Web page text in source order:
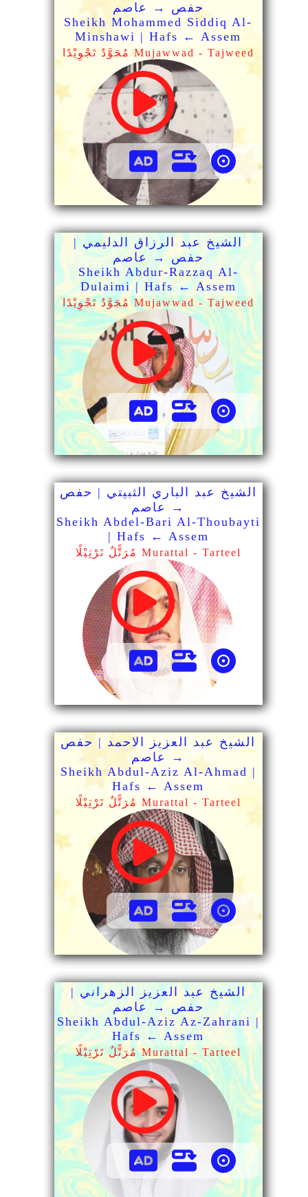
حفص → عاصم
Sheikh Mohammed Siddiq Al-
Minshawi | Hafs ← Assem
مُجَوَّدٌ تَجْوِيْدًا Mujawwad - Tajweed
الشيخ عبد الرزاق الدليمي |
حفص → عاصم
Sheikh Abdur-Razzaq Al-
Dulaimi | Hafs ← Assem
مُجَوَّدٌ تَجْوِيْدًا Mujawwad - Tajweed
الشيخ عبد الباري الثبيتي | حفص
→ عاصم
Sheikh Abdel-Bari Al-Thoubayti
| Hafs ← Assem
مُرَتًّلٌ تَرْتِيْلًا Murattal - Tarteel
الشيخ عبد العزيز الاحمد | حفص
→ عاصم
Sheikh Abdul-Aziz Al-Ahmad |
Hafs ← Assem
مُرَتًّلٌ تَرْتِيْلًا Murattal - Tarteel
الشيخ عبد العزيز الزهراني |
حفص → عاصم
Sheikh Abdul-Aziz Az-Zahrani |
Hafs ← Assem
مُرَتًّلٌ تَرْتِيْلًا Murattal - Tarteel